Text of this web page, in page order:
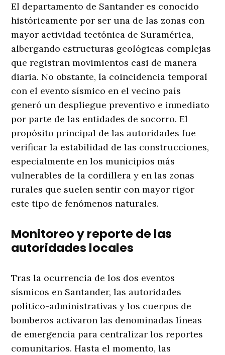
El departamento de Santander es conocido
históricamente por ser una de las zonas con
mayor actividad tectónica de Suramérica,
albergando estructuras geológicas complejas
que registran movimientos casi de manera
diaria. No obstante, la coincidencia temporal
con el evento sísmico en el vecino país
generó un despliegue preventivo e inmediato
por parte de las entidades de socorro. El
propósito principal de las autoridades fue
verificar la estabilidad de las construcciones,
especialmente en los municipios más
vulnerables de la cordillera y en las zonas
rurales que suelen sentir con mayor rigor
este tipo de fenómenos naturales.
Monitoreo y reporte de las
autoridades locales
Tras la ocurrencia de los dos eventos
sísmicos en Santander, las autoridades
político-administrativas y los cuerpos de
bomberos activaron las denominadas líneas
de emergencia para centralizar los reportes
comunitarios. Hasta el momento, las